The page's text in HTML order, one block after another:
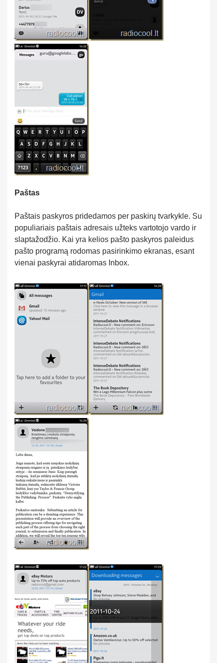
Paštas
Paštais paskyros pridedamos per paskirų tvarkykle. Su
populiariais paštais adresais užteks vartotojo vardo ir
slaptažodžio. Kai yra kelios pašto paskyros paleidus
pašto programą rodomas pasirinkimo ekranas, esant
vienai paskyrai atidaromas Inbox.